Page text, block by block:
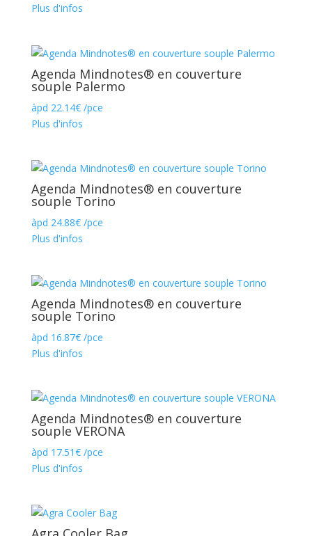
Plus d'infos
Agenda Mindnotes® en couverture
souple Palermo
àpd 22.14€/pce
Plus d'infos
Agenda Mindnotes® en couverture
souple Torino
àpd 24.88€/pce
Plus d'infos
Agenda Mindnotes® en couverture
souple Torino
àpd 16.87€/pce
Plus d'infos
Agenda Mindnotes® en couverture
souple VERONA
àpd 17.51€/pce
Plus d'infos